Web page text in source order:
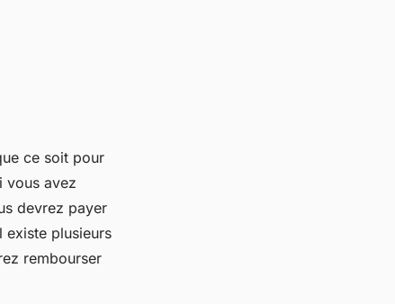
ce soit pour
vous avez
devrez payer
existe plusieurs
rembourser